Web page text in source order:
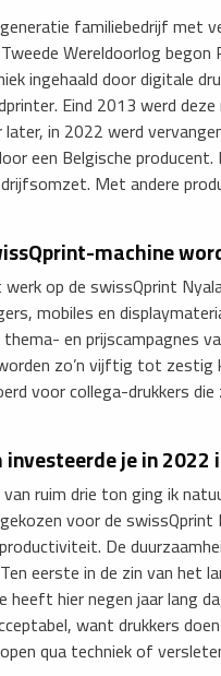
familiebedrijf met
Wereldoorlog
ingehaald door digitale
Eind 2013 werd
in 2022 werd
een Belgische
Met andere
machine
op de swissQprint
mobiles en
en prijscampagnes
zo’n vijftig tot zestig
voor collega-drukkers
je in 2022
ruim drie ton ging ik
voor de
De
eerste in de zin van het
heeft hier negen jaar lang
want drukkers
qua techniek of